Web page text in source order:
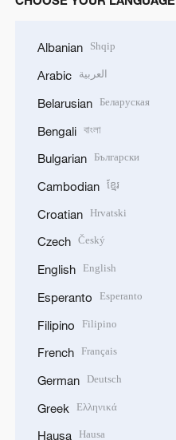
Albanian Shqip
Arabic العربية
Belarusian Беларуская
Bengali বাংলা
Bulgarian Български
Cambodian ខ្មែរ
Croatian Hrvatski
Czech Český
English English
Esperanto Esperanto
Filipino Filipino
French Français
German Deutsch
Greek Ελληνικά
Hausa Hausa